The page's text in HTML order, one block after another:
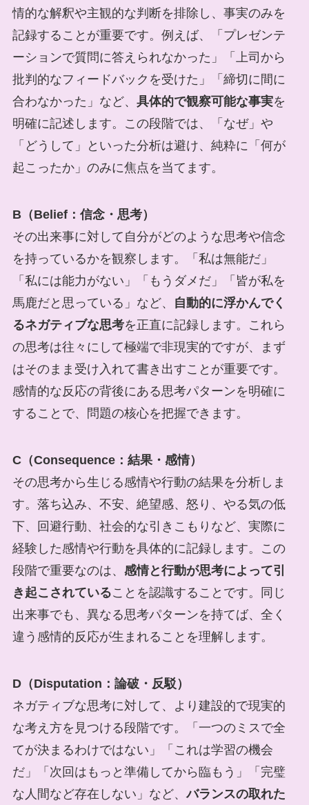
情的な解釈や主観的な判断を排除し、事実のみを
記録することが重要です。例えば、「プレゼンテ
ーションで質問に答えられなかった」「上司から
批判的なフィードバックを受けた」「締切に間に
合わなかった」など、 具体的で観察可能な事実を
明確に記述します。この段階では、「なぜ」や
「どうして」といった分析は避け、純粋に「何が
起こったか」のみに焦点を当てます。
B（Belief：信念・思考）
その出来事に対して自分がどのような思考や信念
を持っているかを観察します。「私は無能だ」
「私には能力がない」「もうダメだ」「皆が私を
馬鹿だと思っている」など、
自動的に浮かんでく
るネガティブな思考を正直に記録します。これら
の思考は往々にして極端で非現実的ですが、まず
はそのまま受け入れて書き出すことが重要です。
感情的な反応の背後にある思考パターンを明確に
することで、問題の核心を把握できます。
C（Consequence：結果・感情）
その思考から生じる感情や行動の結果を分析しま
す。落ち込み、不安、絶望感、怒り、やる気の低
下、回避行動、社会的な引きこもりなど、実際に
経験した感情や行動を具体的に記録します。この
段階で重要なのは、 感情と行動が思考によって引
き起こされていることを認識することです。同じ
出来事でも、異なる思考パターンを持てば、全く
違う感情的反応が生まれることを理解します。
D（Disputation：論破・反駁）
ネガティブな思考に対して、より建設的で現実的
な考え方を見つける段階です。「一つのミスで全
てが決まるわけではない」「これは学習の機会
だ」「次回はもっと準備してから臨もう」「完璧
な人間など存在しない」など、バランスの取れた